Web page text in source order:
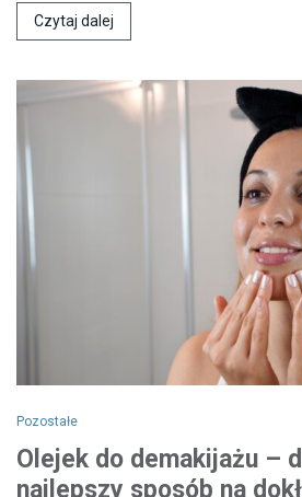
Czytaj dalej
Pozostałe
Olejek do demakijażu –
najlepszy sposób na